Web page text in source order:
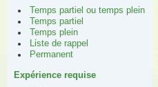
Temps partiel ou temps plein
Temps partiel
Temps plein
Liste de rappel
Permanent
Expérience requise